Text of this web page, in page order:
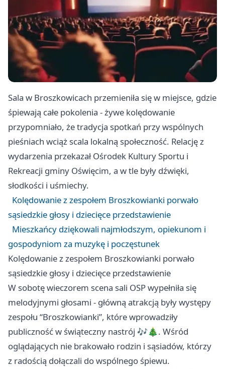
Sala w Broszkowicach przemieniła się w miejsce, gdzie
śpiewają całe pokolenia - żywe kolędowanie
przypomniało, że tradycja spotkań przy wspólnych
pieśniach wciąż scala lokalną społeczność. Relację z
wydarzenia przekazał Ośrodek Kultury Sportu i
Rekreacji gminy Oświęcim, a w tle były dźwięki,
słodkości i uśmiechy.
Kolędowanie z zespołem Broszkowianki porwało
sąsiedzkie głosy i dziecięce przedstawienie
Mieszkańcy dziękowali najmłodszym, opiekunom i
gospodyniom za muzykę i poczęstunek
Kolędowanie z zespołem Broszkowianki porwało
sąsiedzkie głosy i dziecięce przedstawienie
W sobotę wieczorem scena sali OSP wypełniła się
melodyjnymi głosami - główną atrakcją były występy
zespołu “Broszkowianki”, które wprowadziły
publiczność w świąteczny nastrój 🎶🎄. Wśród
oglądających nie brakowało rodzin i sąsiadów, którzy
z radością dołączali do wspólnego śpiewu.